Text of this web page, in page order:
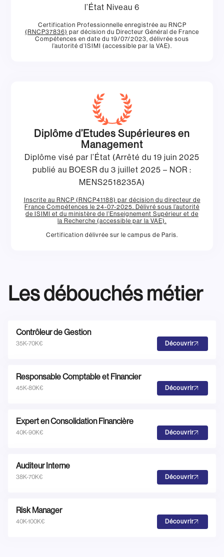
l’État Niveau 6
Certification Professionnelle enregistrée au RNCP
(RNCP37836) par décision du Directeur Général de France
Compétences en date du 19/07/2023, délivrée sous
l’autorité d’ISIMI (accessible par la VAE).
Diplôme d’Etudes Supérieures en
Management
Diplôme visé par l’État (Arrêté du 19 juin 2025
publié au BOESR du 3 juillet 2025 – NOR :
MENS2518235A)
Inscrite au RNCP (RNCP41188) par décision du directeur de
France Compétences le 24-07-2025. Délivré sous l’autorité
de ISIMI et du ministère de l’Enseignement Supérieur et de
la Recherche (accessible par la VAE).
Certification délivrée sur le campus de Paris.
Les débouchés métier
Contrôleur de Gestion
35K-70K€ Découvrir
Responsable Comptable et Financier
45K-80K€ Découvrir
Expert en Consolidation Financière
40K-90K€ Découvrir
Auditeur Interne
38K-70K€ Découvrir
Risk Manager
40K-100K€ Découvrir